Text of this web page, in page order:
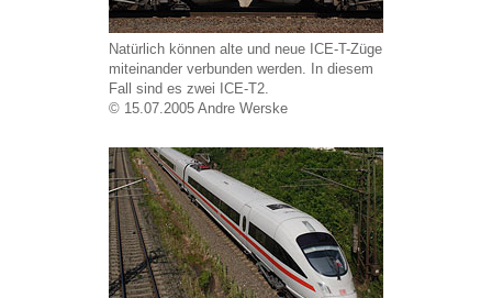
Natürlich können alte und neue ICE-T-Züge
miteinander verbunden werden. In diesem
Fall sind es zwei ICE-T2.
© 15.07.2005 Andre Werske